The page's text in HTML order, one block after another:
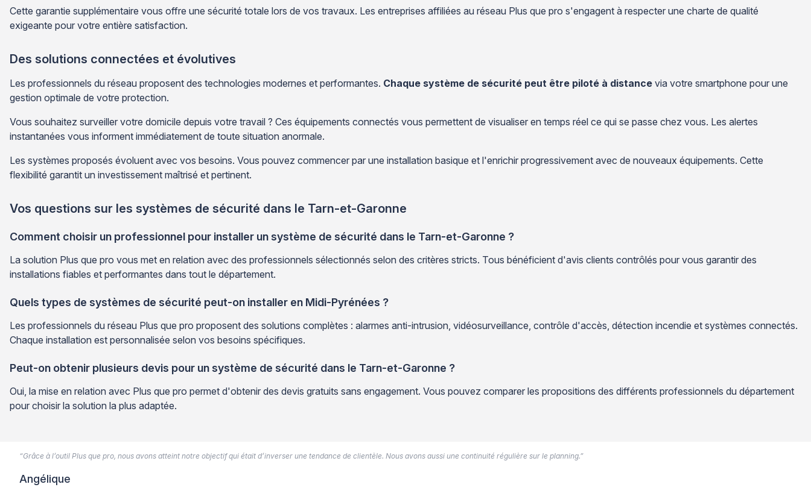
Cette garantie supplémentaire vous offre une sécurité totale lors de vos travaux. Les entreprises affiliées au réseau Plus que pro s'engagent à respecter une charte de qualité
exigeante pour votre entière satisfaction.
Des solutions connectées et évolutives
Les professionnels du réseau proposent des technologies modernes et performantes. Chaque système de sécurité peut être piloté à distance via votre smartphone pour une
gestion optimale de votre protection.
Vous souhaitez surveiller votre domicile depuis votre travail ? Ces équipements connectés vous permettent de visualiser en temps réel ce qui se passe chez vous. Les alertes
instantanées vous informent immédiatement de toute situation anormale.
Les systèmes proposés évoluent avec vos besoins. Vous pouvez commencer par une installation basique et l'enrichir progressivement avec de nouveaux équipements. Cette
flexibilité garantit un investissement maîtrisé et pertinent.
Vos questions sur les systèmes de sécurité dans le Tarn-et-Garonne
Comment choisir un professionnel pour installer un système de sécurité dans le Tarn-et-Garonne ?
La solution Plus que pro vous met en relation avec des professionnels sélectionnés selon des critères stricts. Tous bénéficient d'avis clients contrôlés pour vous garantir des
installations fiables et performantes dans tout le département.
Quels types de systèmes de sécurité peut-on installer en Midi-Pyrénées ?
Les professionnels du réseau Plus que pro proposent des solutions complètes : alarmes anti-intrusion, vidéosurveillance, contrôle d'accès, détection incendie et systèmes connectés.
Chaque installation est personnalisée selon vos besoins spécifiques.
Peut-on obtenir plusieurs devis pour un système de sécurité dans le Tarn-et-Garonne ?
Oui, la mise en relation avec Plus que pro permet d'obtenir des devis gratuits sans engagement. Vous pouvez comparer les propositions des différents professionnels du département
pour choisir la solution la plus adaptée.
“Grâce à l’outil Plus que pro, nous avons atteint notre objectif qui était d’inverser une tendance de clientèle. Nous avons aussi une continuité régulière sur le planning.”
Angélique